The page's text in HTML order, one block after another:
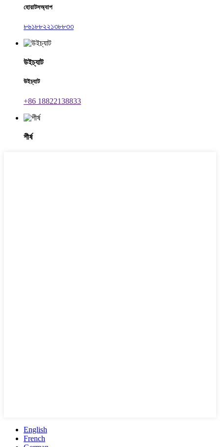
হোয়াটসঅ্যাপ
৮৬১৮৮২২১৩৮৮৩৩
উইচ্যাট
উইচ্যাট
+86 18822138833
শীর্ষ
English
French